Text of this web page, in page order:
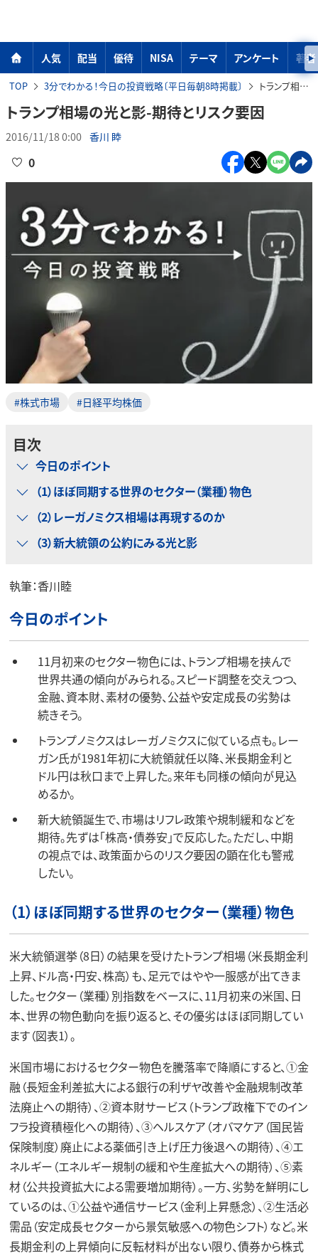
人気 配当 優待 NISA テーマ アンケート 著者
TOP 3分でわかる！今日の投資戦略〔平日毎朝8時掲載〕 トランプ相場の光と影-期待とリスク要因
トランプ相場の光と影-期待とリスク要因
2016/11/18 0:00 香川 睦
0
#株式市場 #日経平均株価
目次
今日のポイント
（1）ほぼ同期する世界のセクター（業種）物色
（2）レーガノミクス相場は再現するのか
（3）新大統領の公約にみる光と影
執筆：香川睦
今日のポイント
11月初来のセクター物色には、トランプ相場を挟んで
世界共通の傾向がみられる。スピード調整を交えつつ、
金融、資本財、素材の優勢、公益や安定成長の劣勢は
続きそう。
トランプノミクスはレーガノミクスに似ている点も。レー
ガン氏が1981年初に大統領就任以降、米長期金利と
ドル円は秋口まで上昇した。来年も同様の傾向が見込
めるか。
新大統領誕生で、市場はリフレ政策や規制緩和などを
期待。先ずは「株高・債券安」で反応した。ただし、中期
の視点では、政策面からのリスク要因の顕在化も警戒
したい。
（1）ほぼ同期する世界のセクター（業種）物色
米大統領選挙（8日）の結果を受けたトランプ相場（米長期金利
上昇、ドル高・円安、株高）も、足元ではやや一服感が出てきま
した。セクター（業種）別指数をベースに、11月初来の米国、日
本、世界の物色動向を振り返ると、その優劣はほぼ同期してい
ます（図表1）。
米国市場におけるセクター物色を騰落率で降順にすると、①金
融（長短金利差拡大による銀行の利ザヤ改善や金融規制改革
法廃止への期待）、②資本財サービス（トランプ政権下でのイン
フラ投資積極化への期待）、③ヘルスケア（オバマケア（国民皆
保険制度）廃止による薬価引き上げ圧力後退への期待）、④エ
ネルギー（エネルギー規制の緩和や生産拡大への期待）、⑤素
材（公共投資拡大による需要増加期待）。一方、劣勢を鮮明にし
ているのは、①公益や通信サービス（金利上昇懸念）、②生活必
需品（安定成長セクターから景気敏感への物色シフト）など。米
長期金利の上昇傾向に反転材料が出ない限り、債券から株式